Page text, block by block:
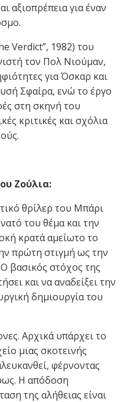
αξιοπρέπεια για έναν
Verdict”, 1982) του
τον Πολ Νιούμαν,
για Όσκαρ και
Σφαίρα, ενώ το έργο
στη σκηνή του
κριτικές και σχόλια
Ζούλια:
θρίλερ του Μπάρι
του θέμα και την
κρατά αμείωτο το
πρώτη στιγμή ως την
βασικός στόχος της
και να αναδείξει την
δημιουργία του
Αρχικά υπάρχει το
μιας σκοτεινής
φέρνοντας
Η απόδοση
της αλήθειας είναι